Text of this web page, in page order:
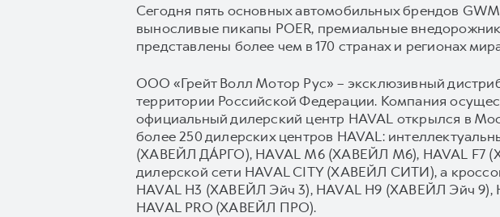
Сегодня пять основных автомобильных брендов
выносливые пикапы POER, премиальные
представлены более чем в 170 странах и регионах
ООО «Грейт Волл Мотор Рус» – эксклюзивный
территории Российской Федерации. Компания
официальный дилерский центр HAVAL открылся в
более 250 дилерских центров HAVAL:
(ХАВЕЙЛ ДА́РГО), HAVAL М6 (ХАВЕЙЛ M6), HAVAL F7
дилерской сети HAVAL CITY (ХАВЕЙЛ СИТИ), а
HAVAL H3 (ХАВЕЙЛ Эйч 3), HAVAL H9 (ХАВЕЙЛ Эйч
HAVAL PRO (ХАВЕЙЛ ПРО).